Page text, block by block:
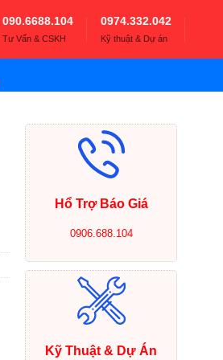
090.6688.104
Tư Vấn & CSKH
0974.332.042
Kỹ thuật & Dự án
Hổ Trợ Báo Giá
0906.688.104
Kỹ Thuật & Dự Án